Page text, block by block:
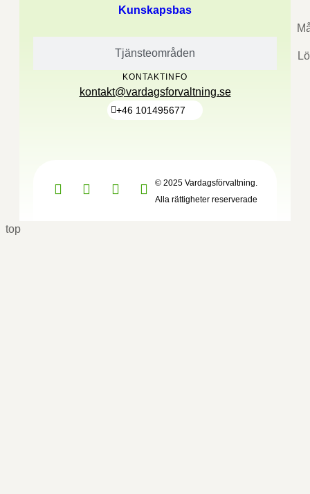
Tjänsteområden
Kunskapsbas
KONTAKTINFO
kontakt@vardagsforvaltning.se
+46 101495677
© 2025 Vardagsförvaltning.
Alla rättigheter reserverade
top